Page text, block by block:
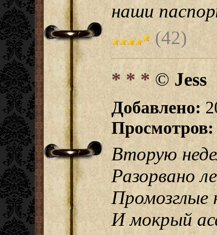
наши
(42)
* * *© Jess
Добавлено:
Просмотров:
Вторую
Разорвано
Промозглые
И мокрый